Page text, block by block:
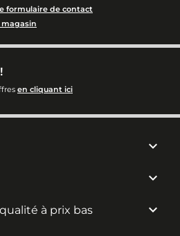
formulaire de contact
en cliquant ici


à prix bas 